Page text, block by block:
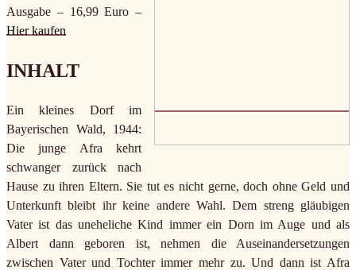
Ausgabe – 16,99 Euro –
Hier kaufen
INHALT
Ein kleines Dorf im
Bayerischen Wald, 1944:
Die junge Afra kehrt
schwanger zurück nach
Hause zu ihren Eltern. Sie tut es nicht gerne, doch ohne Geld und
Unterkunft bleibt ihr keine andere Wahl. Dem streng gläubigen
Vater ist das uneheliche Kind immer ein Dorn im Auge und als
Albert dann geboren ist, nehmen die Auseinandersetzungen
zwischen Vater und Tochter immer mehr zu. Und dann ist Afra